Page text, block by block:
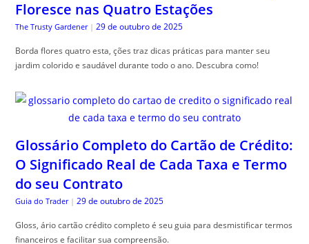
Floresce nas Quatro Estações
The Trusty Gardener | 29 de outubro de 2025
Borda flores quatro esta, ções traz dicas práticas para manter seu
jardim colorido e saudável durante todo o ano. Descubra como!
Glossário Completo do Cartão de Crédito:
O Significado Real de Cada Taxa e Termo
do seu Contrato
Guia do Trader | 29 de outubro de 2025
Gloss, ário cartão crédito completo é seu guia para desmistificar termos
financeiros e facilitar sua compreensão.